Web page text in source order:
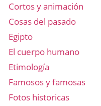
Cortos y animación
Cosas del pasado
Egipto
El cuerpo humano
Etimología
Famosos y famosas
Fotos historicas